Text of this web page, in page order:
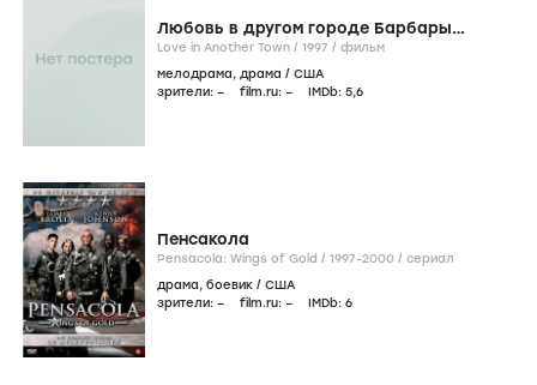
Любовь в другом городе Барбары
Тэйлор Брэдфорд
Love in Another Town / 1997 / фильм
мелодрама, драма / США
зрители: – film.ru: – IMDb: 5,6
Пенсакола
Pensacola: Wings of Gold / 1997-2000 / сериал
драма, боевик / США
зрители: – film.ru: – IMDb: 6